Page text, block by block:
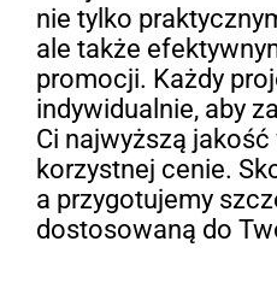
nie tylko
ale także
promocji. Każdy
indywidualnie, aby
Ci najwyższą
korzystnej cenie.
a przygotujemy
dostosowaną do